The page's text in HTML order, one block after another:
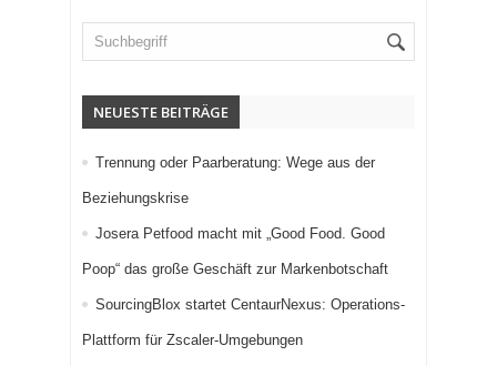
NEUESTE BEITRÄGE
Trennung oder Paarberatung: Wege aus der
Beziehungskrise
Josera Petfood macht mit „Good Food. Good
Poop“ das große Geschäft zur Markenbotschaft
SourcingBlox startet CentaurNexus: Operations-
Plattform für Zscaler-Umgebungen